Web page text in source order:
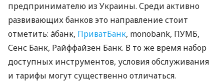
предпринимателю из Украины. Среди активно
развивающих банков это направление стоит
отметить: àбанк, ПриватБанк, monobank, ПУМБ,
Сенс Банк, Райффайзен Банк. В то же время набор
доступных инструментов, условия обслуживания
и тарифы могут существенно отличаться.